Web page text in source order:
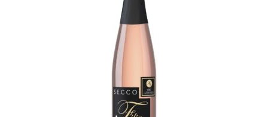
Filia Secco
7,00 €
IN DEN WARENKORB